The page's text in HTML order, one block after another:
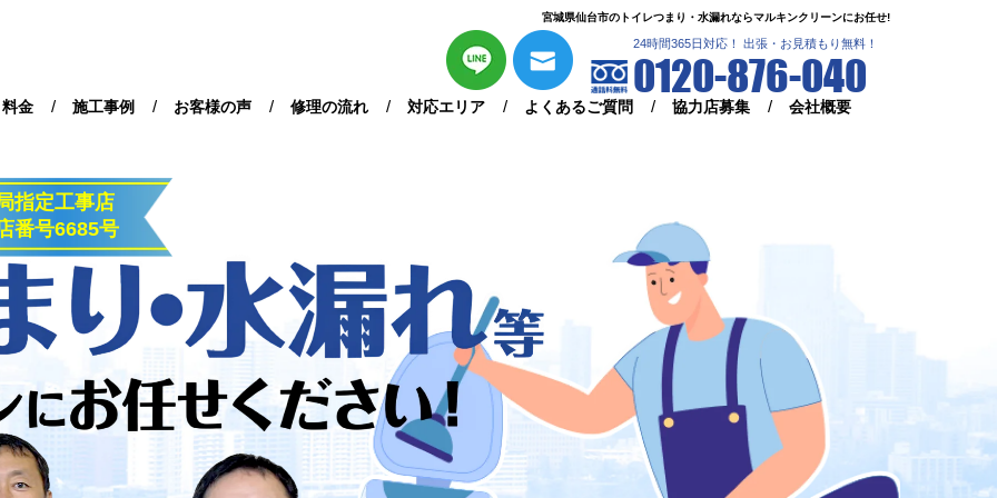
宮城県仙台市のトイレつまり・水漏れならマルキンクリーンにお任せ!
24時間365日対応！ 出張・お見積もり無料！
0120-876-040
金 施工事例 お客様の声 修理の流れ 対応エリア よくあるご質問 協力店募集 会社概要
指定工事店
番号6685号